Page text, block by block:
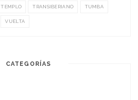
TEMPLO TRANSIBERIANO TUMBA
VUELTA
CATEGORÍAS